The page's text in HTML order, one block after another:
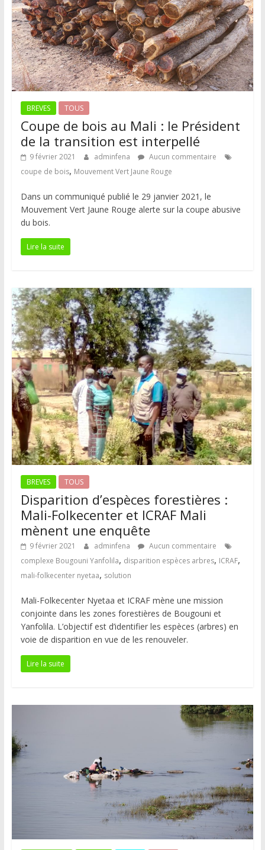
BREVES TOUS
Coupe de bois au Mali : le Président
de la transition est interpellé
9 février 2021 adminfena
Aucun commentaire
coupe de bois, Mouvement Vert Jaune Rouge
Dans un communiqué publié le 29 janvier 2021, le
Mouvement Vert Jaune Rouge alerte sur la coupe abusive
du bois.
Lire la suite
BREVES TOUS
Disparition d’espèces forestières :
Mali-Folkecenter et ICRAF Mali
mènent une enquête
9 février 2021 adminfena
Aucun commentaire
complexe Bougouni Yanfolila, disparition espèces arbres, ICRAF,
mali-folkecenter nyetaa, solution
Mali-Folkecenter Nyetaa et ICRAF mène une mission
conjointe dans les zones forestières de Bougouni et
Yanfolila. L’objectif est d’identifier les espèces (arbres) en
voie de disparition en vue de les renouveler.
Lire la suite